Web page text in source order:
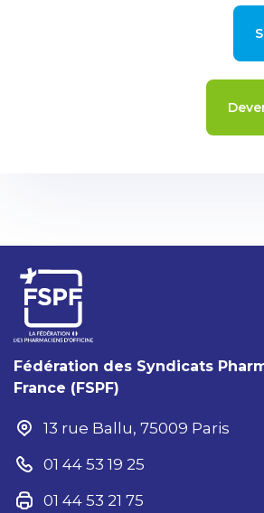
Fédération des Syndicats
France (FSPF)
13 rue Ballu, 75009 Paris
01 44 53 19 25
01 44 53 21 75